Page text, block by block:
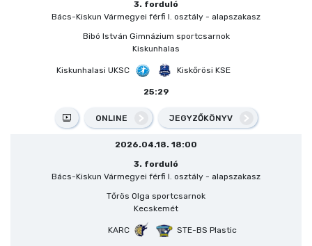
3. forduló
Bács-Kiskun Vármegyei férfi I. osztály - alapszakasz
Bibó István Gimnázium sportcsarnok
Kiskunhalas
Kiskunhalasi UKSC Kiskőrösi KSE
25:29
ONLINE JEGYZŐKÖNYV
2026.04.18. 18:00
3. forduló
Bács-Kiskun Vármegyei férfi I. osztály - alapszakasz
Tőrös Olga sportcsarnok
Kecskemét
KARC STE-BS Plastic